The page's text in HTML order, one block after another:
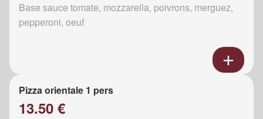
Base sauce tomate, mozzarella, poivrons, merguez,
pepperoni, oeuf
Pizza orientale 1 pers
13.50 €